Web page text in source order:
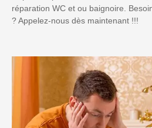
réparation WC et ou baignoire.
? Appelez-nous dès maintenant !!!